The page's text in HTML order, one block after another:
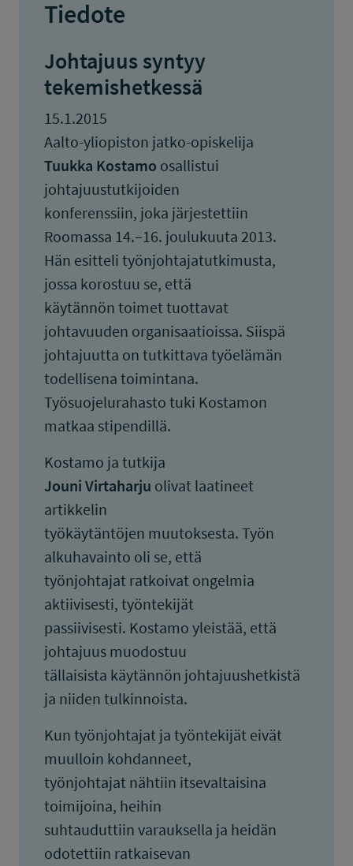
Tiedote
Johtajuus syntyy
tekemishetkessä
15.1.2015
Aalto-yliopiston jatko-opiskelija
Tuukka Kostamo osallistui
johtajuustutkijoiden
konferenssiin, joka järjestettiin
Roomassa 14.–16. joulukuuta 2013.
Hän esitteli työnjohtajatutkimusta,
jossa korostuu se, että
käytännön toimet tuottavat
johtavuuden organisaatioissa. Siispä
johtajuutta on tutkittava työelämän
todellisena toimintana.
Työsuojelurahasto tuki Kostamon
matkaa stipendillä.
Kostamo ja tutkija
Jouni Virtaharju olivat laatineet
artikkelin
työkäytäntöjen muutoksesta. Työn
alkuhavainto oli se, että
työnjohtajat ratkoivat ongelmia
aktiivisesti, työntekijät
passiivisesti. Kostamo yleistää, että
johtajuus muodostuu
tällaisista käytännön johtajuushetkistä
ja niiden tulkinnoista.
Kun työnjohtajat ja työntekijät eivät
muulloin kohdanneet,
työnjohtajat nähtiin itsevaltaisina
toimijoina, heihin
suhtauduttiin varauksella ja heidän
odotettiin ratkaisevan